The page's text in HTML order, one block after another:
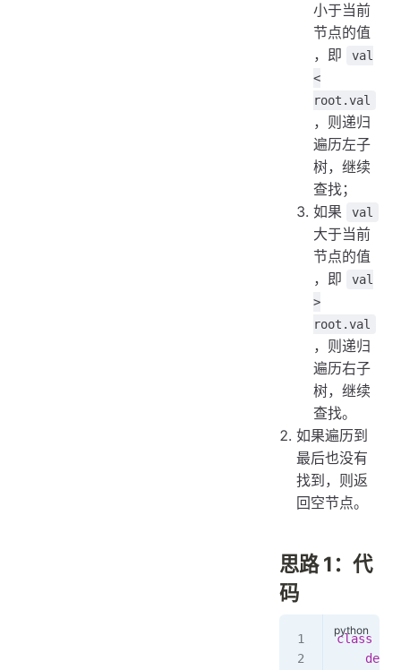
小于当前
节点的值
，即
val
<
root.val
，则递归
遍历左子
树，继续
查找；
如果
val
大于当前
节点的值
，即
val
>
root.val
，则递归
遍历右子
树，继续
查找。
如果遍历到
最后也没有
找到，则返
回空节点。
思路 1：代
码
class
    def